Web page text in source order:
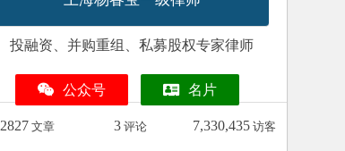
投融资、并购重组、私募股权专家律师
公众号 名片
2827 文章 3 评论 7,330,435 访客